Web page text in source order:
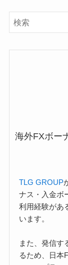
海外FXボー
TLG GROUP
ナス・入金ボ
利用経験があ
います。
また、発信す
るため、日本